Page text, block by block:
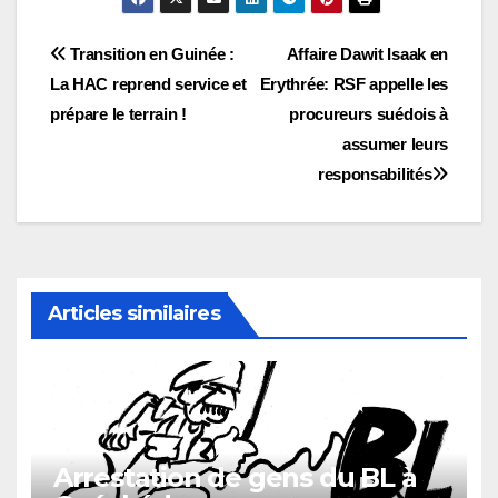
Navigation
de
Affaire Dawit Isaak en
Erythrée: RSF appelle les
procureurs suédois à
assumer leurs
responsabilités
Transition en Guinée :
La HAC reprend service et
prépare le terrain !
Articles similaires
Arrestation de gens du BL à